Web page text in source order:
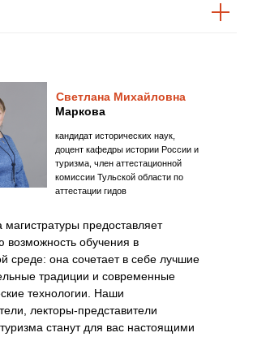
предоставляет
возможность обучения в
среде: она сочетает в себе лучшие
традиции и современные
технологии. Наши
лекторы-представители
станут для вас настоящими
Маркова
Светлана Михайловна
кандидат исторических наук,
доцент кафедры истории России и
туризма, член аттестационной
комиссии Тульской области по
аттестации гидов